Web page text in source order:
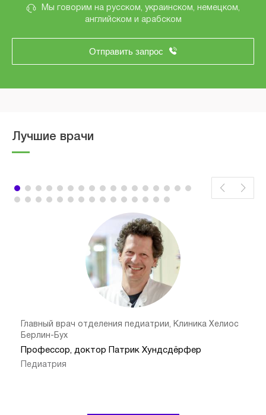
Мы говорим на русском, украинском, немецком,
английском и арабском
Отправить запрос
Лучшие врачи
Главный врач отделения педиатрии, Клиника Хелиос
Берлин-Бух
Профессор, доктор Патрик Хундсдёрфер
Педиатрия